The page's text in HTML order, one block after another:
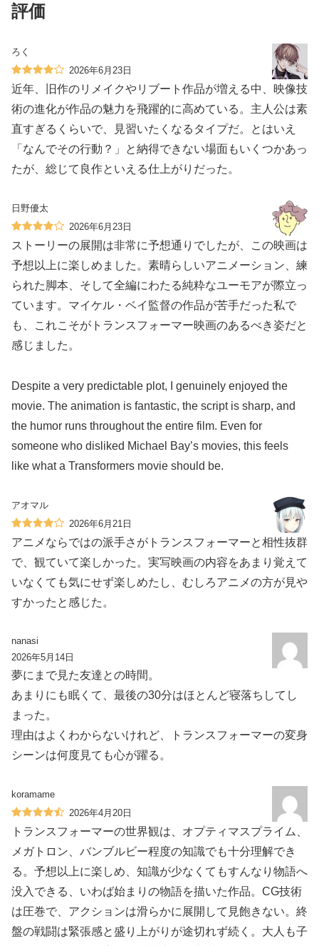
評価
ろく
2026年6月23日
近年、旧作のリメイクやリブート作品が増える中、映像技
術の進化が作品の魅力を飛躍的に高めている。主人公は素
直すぎるくらいで、見習いたくなるタイプだ。とはいえ
「なんでその行動？」と納得できない場面もいくつかあっ
たが、総じて良作といえる仕上がりだった。
日野優太
2026年6月23日
ストーリーの展開は非常に予想通りでしたが、この映画は
予想以上に楽しめました。素晴らしいアニメーション、練
られた脚本、そして全編にわたる純粋なユーモアが際立っ
ています。マイケル・ベイ監督の作品が苦手だった私で
も、これこそがトランスフォーマー映画のあるべき姿だと
感じました。
Despite a very predictable plot, I genuinely enjoyed the
movie. The animation is fantastic, the script is sharp, and
the humor runs throughout the entire film. Even for
someone who disliked Michael Bay’s movies, this feels
like what a Transformers movie should be.
アオマル
2026年6月21日
アニメならではの派手さがトランスフォーマーと相性抜群
で、観ていて楽しかった。実写映画の内容をあまり覚えて
いなくても気にせず楽しめたし、むしろアニメの方が見や
すかったと感じた。
nanasi
2026年5月14日
夢にまで見た友達との時間。
あまりにも眠くて、最後の30分はほとんど寝落ちしてし
まった。
理由はよくわからないけれど、トランスフォーマーの変身
シーンは何度見ても心が躍る。
koramame
2026年4月20日
トランスフォーマーの世界観は、オプティマスプライム、
メガトロン、バンブルビー程度の知識でも十分理解でき
る。予想以上に楽しめ、知識が少なくてもすんなり物語へ
没入できる、いわば始まりの物語を描いた作品。CG技術
は圧巻で、アクションは滑らかに展開して見飽きない。終
盤の戦闘は緊張感と盛り上がりが途切れず続く。大人も子